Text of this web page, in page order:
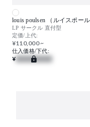
louis poulsen （ルイスポール
LP サークル 直付型
定価/上代:
¥110,000 ~
仕入価格/下代:
¥